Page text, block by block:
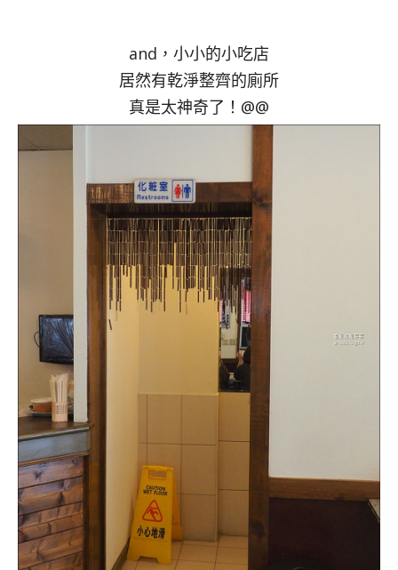
and，小小的小吃店
居然有乾淨整齊的廁所
真是太神奇了！@@